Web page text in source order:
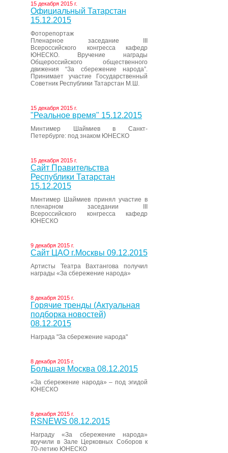
15 декабря 2015 г.
Официальный Татарстан
15.12.2015
Фоторепортаж
Пленарное заседание III
Всероссийского конгресса кафедр
ЮНЕСКО. Вручение награды
Общероссийского общественного
движения “За сбережение народа”.
Принимает участие Государственный
Советник Республики Татарстан М.Ш.
15 декабря 2015 г.
"Реальное время" 15.12.2015
Минтимер Шаймиев в Санкт-
Петербурге: под знаком ЮНЕСКО
15 декабря 2015 г.
Сайт Правительства
Республики Татарстан
15.12.2015
Минтимер Шаймиев принял участие в
пленарном заседании III
Всероссийского конгресса кафедр
ЮНЕСКО
9 декабря 2015 г.
Сайт ЦАО г.Москвы 09.12.2015
Артисты Театра Вахтангова получил
награды «За сбережение народа»
8 декабря 2015 г.
Горячие тренды (Актуальная
подборка новостей)
08.12.2015
Награда "За сбережение народа"
8 декабря 2015 г.
Большая Москва 08.12.2015
«За сбережение народа» – под эгидой
ЮНЕСКО
8 декабря 2015 г.
RSNEWS 08.12.2015
Награду «За сбережение народа»
вручили в Зале Церковных Соборов к
70-летию ЮНЕСКО